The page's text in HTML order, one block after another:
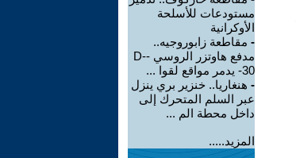
مستودعات للأسلحة
الأوكرانية
- مقاطعة زابوروجيه..
مدفع هاوتزر الروسي -D-
30- يدمر مواقع لقوا ...
- هنغاريا.. خنزير بري ينزل
عبر السلم المتحرك إلى
داخل محطة الم ...
المزيد.....